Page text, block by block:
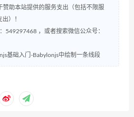
赞助本站提供的服务支出（包括不限服
）！
549297468 ，或者搜索微信公众号：
基础入门-Babylonjs中绘制一条线段